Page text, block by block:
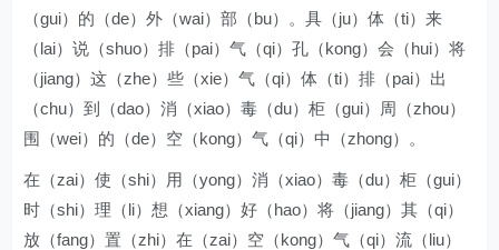
（gui）的（de）外（wai）部（bu）。具（ju）体（ti）来
（lai）说（shuo）排（pai）气（qi）孔（kong）会（hui）将
（jiang）这（zhe）些（xie）气（qi）体（ti）排（pai）出
（chu）到（dao）消（xiao）毒（du）柜（gui）周（zhou）
围（wei）的（de）空（kong）气（qi）中（zhong）。
在（zai）使（shi）用（yong）消（xiao）毒（du）柜（gui）
时（shi）理（li）想（xiang）好（hao）将（jiang）其（qi）
放（fang）置（zhi）在（zai）空（kong）气（qi）流（liu）